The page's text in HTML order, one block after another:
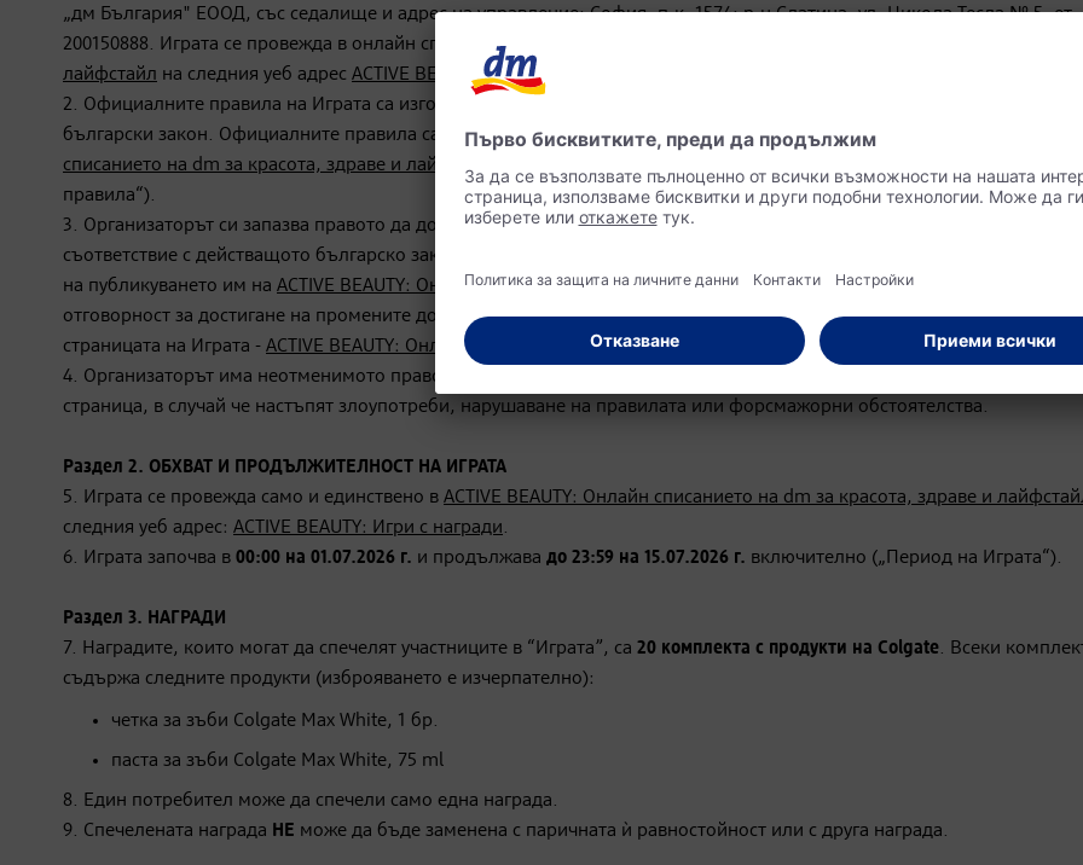
„дм България" ЕООД, със седалище и адрес на управление: София, п.к. 1574; р-н Слатина, ул. Никола Тесла № 5,
200150888. Играта се провежда в онлайн списанието
лайфстайл на следния уеб адрес ACTIVE BEAUTY: Игри с награди
2. Официалните правила на Играта са изготвени и публично оповестени в съответствие с изискванията на
български закон. Официалните правила са публикувани на интернет страницата на списанието
списанието на dm за красота, здраве и лайфстайл
правила“).
3. Организаторът си запазва правото да допълва или променя едностранно настоящите Официални правила в
съответствие с действащото българско законодателство, като промените влизат в сила от тяхното оповестяване –
на публикуването им на ACTIVE BEAUTY: Онлайн списанието на dm за красота, здраве и лайфстайл
отговорност за достигане на промените до знанието на Участниците, стига тези промени да са изложени на
страницата на Играта - ACTIVE BEAUTY: Онлайн списанието на dm за красота, здраве и лайфстайл/
.
4. Организаторът има неотменимото право да прекрати Играта по всяко време, обявявайки това на посочената
страница, в случай че настъпят злоупотреби, нарушаване на правилата или форсмажорни обстоятелства.
Раздел 2. ОБХВАТ И ПРОДЪЛЖИТЕЛНОСТ НА ИГРАТА
5. Играта се провежда само и единствено в ACTIVE BEAUTY: Онлайн списанието на dm за красота, здраве и
следния уеб адрес: ACTIVE BEAUTY: Игри с награди.
6. Играта започва в 00:00 на 01.07.2026 г. и продължава до 23:59 на 15.07.2026 г. включително („Период на Играта“).
Раздел 3. НАГРАДИ
7. Наградите, които могат да спечелят участниците в “Играта”, са 20 комплекта с продукти на Colgate. Всеки
съдържа следните продукти (изброяването е изчерпателно):
четка за зъби Colgate Max White, 1 бр.
паста за зъби Colgate Max White, 75 ml
8. Един потребител може да спечели само една награда.
9. Спечелената награда НЕ може да бъде заменена с паричната ѝ равностойност или с друга награда.